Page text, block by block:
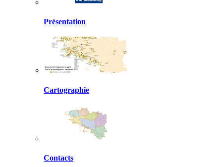
Présentation
Cartographie
Contacts